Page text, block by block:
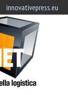
innovativepress.eu